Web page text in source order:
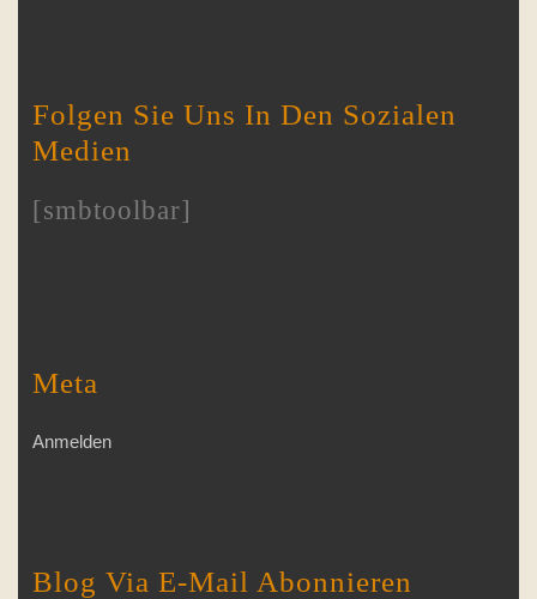
Folgen Sie Uns In Den Sozialen
Medien
[smbtoolbar]
Meta
Anmelden
Blog Via E-Mail Abonnieren